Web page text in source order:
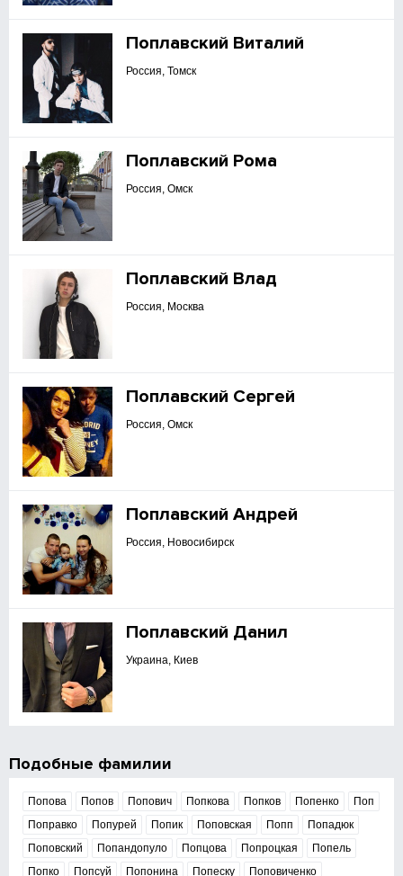
Поплавский Виталий
Россия, Томск
Поплавский Рома
Россия, Омск
Поплавский Влад
Россия, Москва
Поплавский Сергей
Россия, Омск
Поплавский Андрей
Россия, Новосибирск
Поплавский Данил
Украина, Киев
Подобные фамилии
Попова Попов Попович Попкова Попков Попенко
Поп
Поправко
Попурей Попик Поповская Попп
Попадюк
Поповский
Попандопуло Попцова Попроцкая
Попель
Попко
Попсуй Попонина Попеску Поповиченко